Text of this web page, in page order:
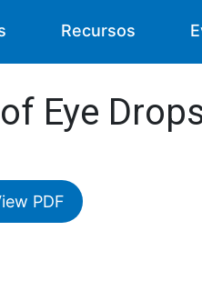
Recursos
Eye
PDF